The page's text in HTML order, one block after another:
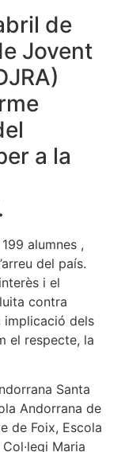
de
Jovent
a la
alumnes ,
del país.
i el
contra
implicació dels
el respecte, la
Santa
Andorrana de
de Foix, Escola
Maria